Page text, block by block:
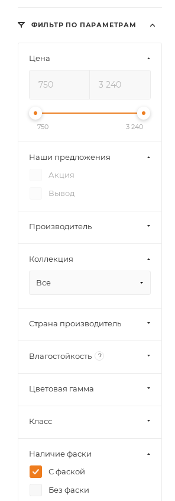
ФИЛЬТР ПО ПАРАМЕТРАМ
Цена
750 3 240
Наши предложения
Акция
Вывод
Производитель
Коллекция
Все
Страна производитель
Влагостойкость ?
Цветовая гамма
Класс
Наличие фаски
С фаской
Без фаски